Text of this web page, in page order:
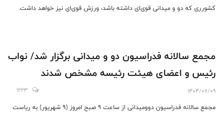
کشورری که دو و میدانی قوی‌ای داشته باشد، ورزش قوی‌ای نیز خواهد داشت.
مجمع سالانه فدراسیون دو و میدانی برگزار شد/ نواب
رئیس و اعضای هیئت رئیسه مشخص شدند
1404/06/09
1223
مجمع سالانه فدراسیون دوومیدانی از ساعت 9 صبح امروز (9 شهریور) به ریاست